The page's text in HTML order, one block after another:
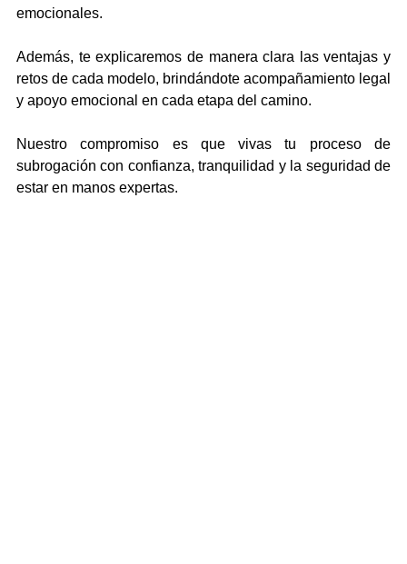
emocionales.
Además, te explicaremos de manera clara las ventajas y
retos de cada modelo, brindándote acompañamiento legal
y apoyo emocional en cada etapa del camino.
Nuestro compromiso es que vivas tu proceso de
subrogación con confianza, tranquilidad y la seguridad de
estar en manos expertas.